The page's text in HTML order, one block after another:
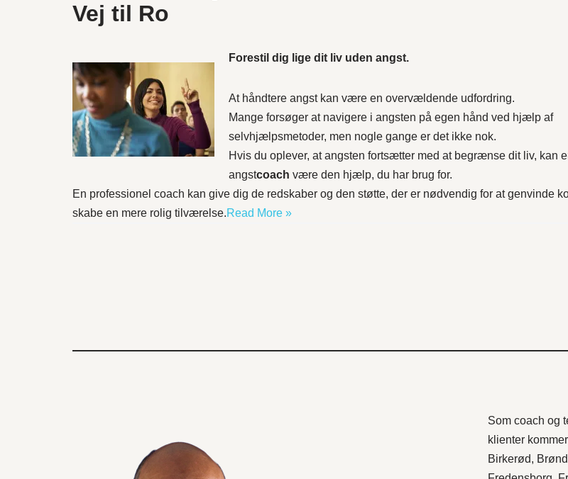
Vej til Ro
Forestil dig lige dit liv uden angst.
At håndtere angst kan være en overvældende udfordring.
Mange forsøger at navigere i angsten på egen hånd ved hjælp af
selvhjælpsmetoder, men nogle gange er det ikke nok.
Hvis du oplever, at angsten fortsætter med at begrænse dit liv, kan
angstcoach være den hjælp, du har brug for.
En professionel coach kan give dig de redskaber og den støtte, der er nødvendig for at genvinde
skabe en mere rolig tilværelse.Read More »
Som coach og
klienter
Birkerød,